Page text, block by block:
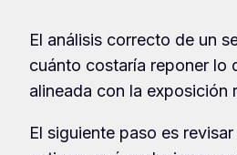
El análisis correcto de un
cuánto costaría reponer lo
alineada con la exposición
El siguiente paso es